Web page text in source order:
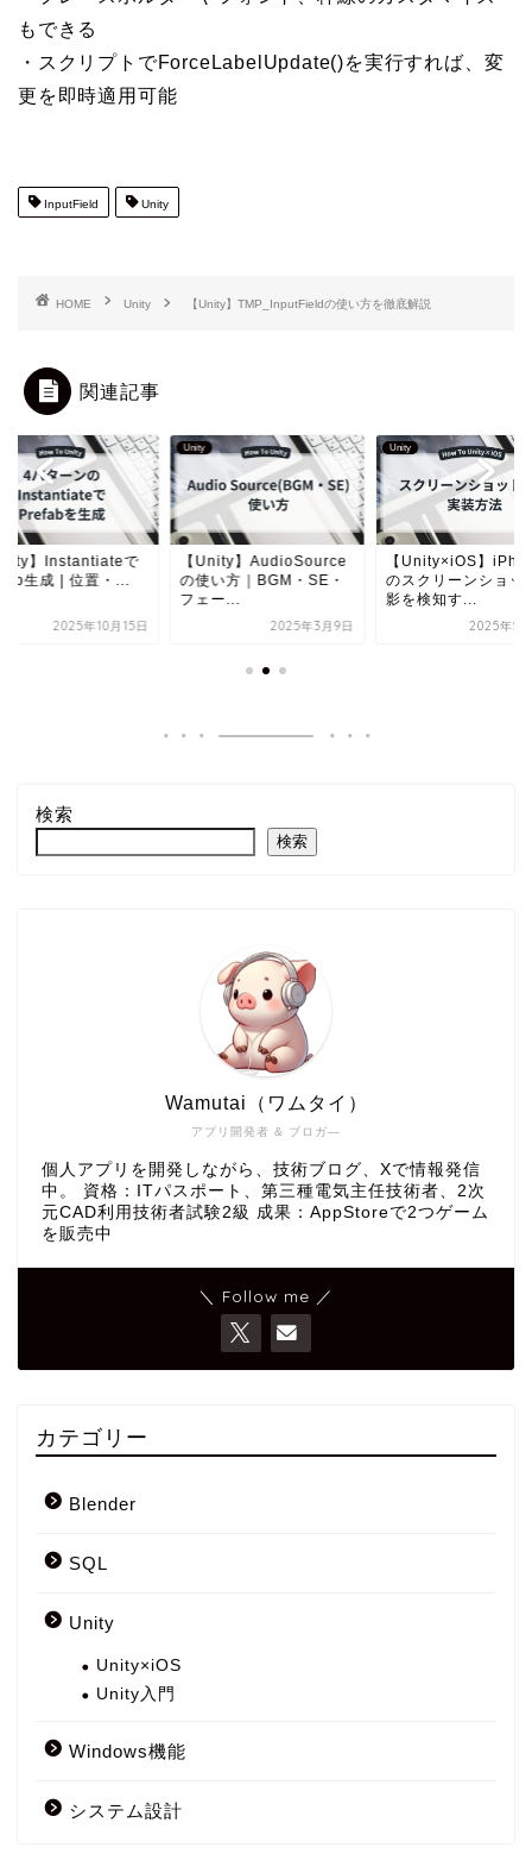
もできる
・スクリプトでForceLabelUpdate()を実行すれば、変
更を即時適用可能
InputField Unity
HOME Unity 【Unity】TMP_InputFieldの使い方を徹底解説
関連記事
】Instantiateで
生成 | 位置・...
2025年10月15日
Unity
【Unity】AudioSource
の使い方｜BGM・SE・
フェー...
2025年3月9日
Unity
【Unity×iOS】
のスクリーンショッ
影を検知す...
2025年5
検索
検索
アプリ開発者 & ブロガ―
Wamutai（ワムタイ）
個人アプリを開発しながら、技術ブログ、Xで情報発信
中。 資格：ITパスポート、第三種電気主任技術者、2次
元CAD利用技術者試験2級 成果：AppStoreで2つゲーム
を販売中
＼ Follow me ／
カテゴリー
Blender
SQL
Unity
Unity×iOS
Unity入門
Windows機能
システム設計